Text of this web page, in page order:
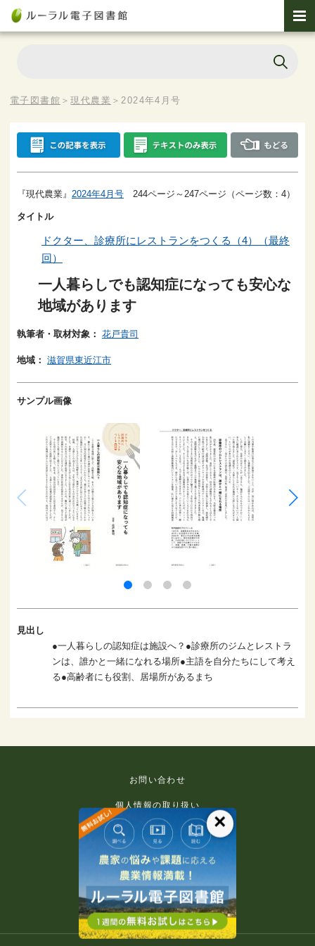
電子図書館 ＞現代農業 ＞2024年4月号
『現代農業』 2024年4月号 244ページ～247ページ（ページ数：4）
タイトル
ドクター、診療所にレストランをつくる（4）（最終
回）
一人暮らしでも認知症になっても安心な
地域があります
執筆者・取材対象： 花戸貴司
地域： 滋賀県東近江市
サンプル画像
見出し
●一人暮らしの認知症は施設へ？●診療所のジムとレストラ
ンは、誰かと一緒になれる場所●主語を自分たちにして考え
る●高齢者にも役割、居場所があるまち
お問い合わせ
個人情報の取り扱い
免責事項
利用規約
推奨環境
著作権等について
×